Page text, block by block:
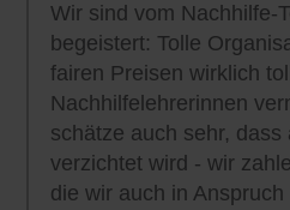
Wir sind vom Nachhilfe-
begeistert: Tolle
fairen Preisen wirklich
Nachhilfelehrerinnen
schätze auch sehr,
verzichtet wird - wir
die wir auch in